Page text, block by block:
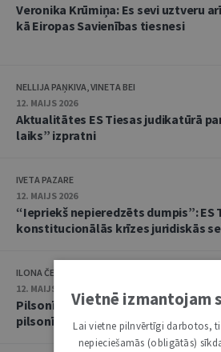
Veronika Krūmiņa: Es sevi uztveru arī
kā Eiropas Savienības tiesnesi
NELLIJA PAŅKIVA, VINETA BEI
12. MAIJS 2026
Aktualitātes ES Tiesas judikatūrā
laiks” izpratni
IVETA PAZARE
12. MAIJS 2026
“Iepriekš nepieredzēts dumpis”: ES
konstitucionālās krīzes juridiskās
ILONA ČEIČA
12. MAIJS 2026
Pilsonība pret naudu? ES Tiesa
pilsonības shēmu
Vietnē izmantojam
Lai vietne pilnvērtīgi darbotos,
nepieciešamās (obligātās)